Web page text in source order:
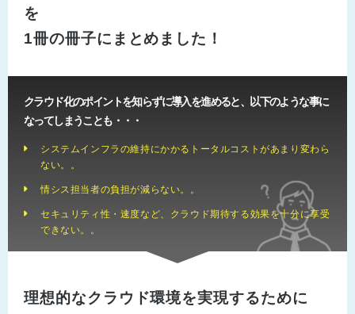
を
1冊の冊子にまとめました！
クラウド化のポイントを知らずに導入を進めると、以下のような事に
なってしまうことも・・・
システムインフラの維持にかかるトータルコストがあまり変わら
ない。。
情シス担当者の負担が減らない。。
セキュリティ性・速度など、クラウド期待する効果を十分に享受
できない。。
理想的なクラウド環境を実現するために